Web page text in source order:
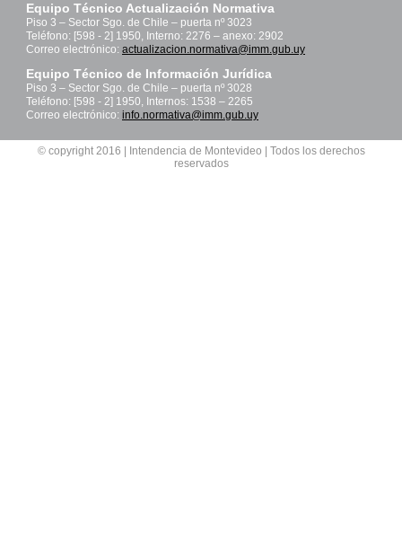
Equipo Técnico Actualización Normativa
Piso 3 – Sector Sgo. de Chile – puerta nº 3023
Teléfono: [598 - 2] 1950, Interno: 2276 – anexo: 2902
Correo electrónico: actualizacion.normativa@imm.gub.uy
Equipo Técnico de Información Jurídica
Piso 3 – Sector Sgo. de Chile – puerta nº 3028
Teléfono: [598 - 2] 1950, Internos: 1538 – 2265
Correo electrónico: info.normativa@imm.gub.uy
© copyright 2016 | Intendencia de Montevideo | Todos los derechos
reservados